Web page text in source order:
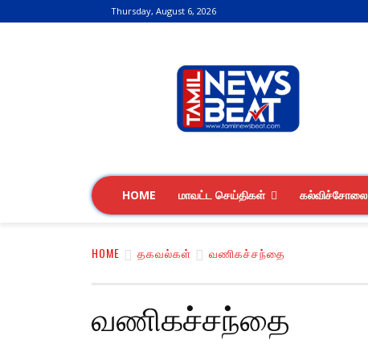
Thursday, August 6, 2026
HOME மாவட்ட செய்திகள் கல்விச்சோலை
HOME தகவல்கள் வணிகச்சந்தை
வணிகச்சந்தை